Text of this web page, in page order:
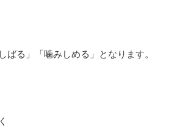
ばる」「噛みしめる」となります。